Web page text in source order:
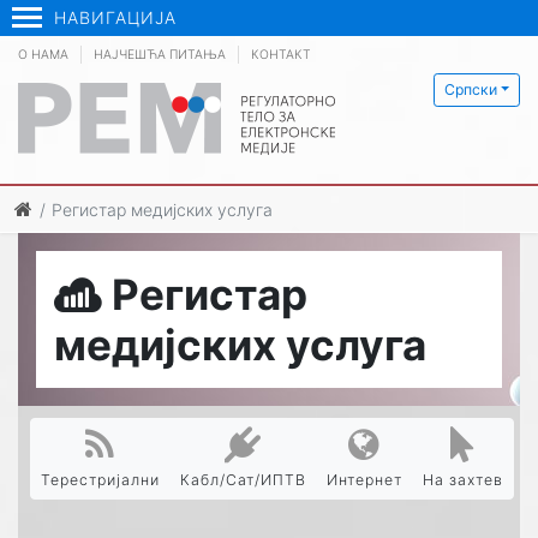
НАВИГАЦИЈА
Српски
О НАМА НАЈЧЕШЋА ПИТАЊА КОНТАКТ
Регистар медијских услуга
Регистар
медијских услуга
Терестријални Кабл/Сат/ИПТВ Интернет На захтев